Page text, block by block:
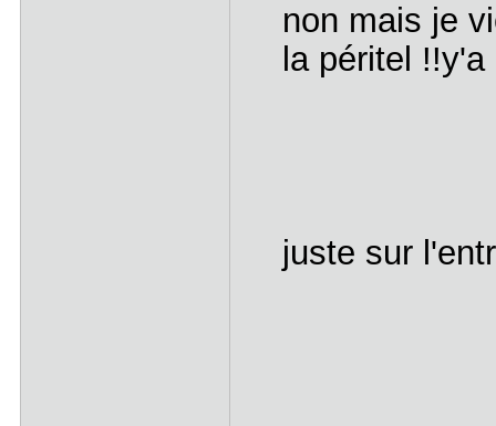
non mais je
la péritel
juste sur